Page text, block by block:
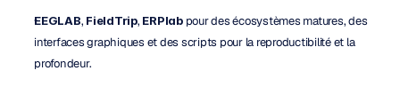
EEGLAB, FieldTrip, ERPlab pour des écosystèmes matures, des
interfaces graphiques et des scripts pour la reproductibilité et la
profondeur.